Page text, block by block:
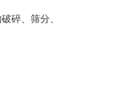
碎、筛分、